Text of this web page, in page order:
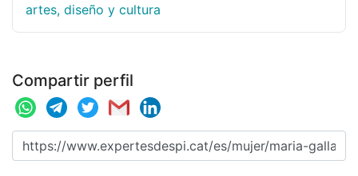
artes, diseño y cultura
Compartir perfil